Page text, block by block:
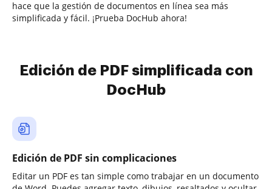
hace que la gestión de documentos en línea sea más
simplificada y fácil. ¡Prueba DocHub ahora!
Edición de PDF simplificada con
DocHub
Edición de PDF sin complicaciones
Editar un PDF es tan simple como trabajar en un documento